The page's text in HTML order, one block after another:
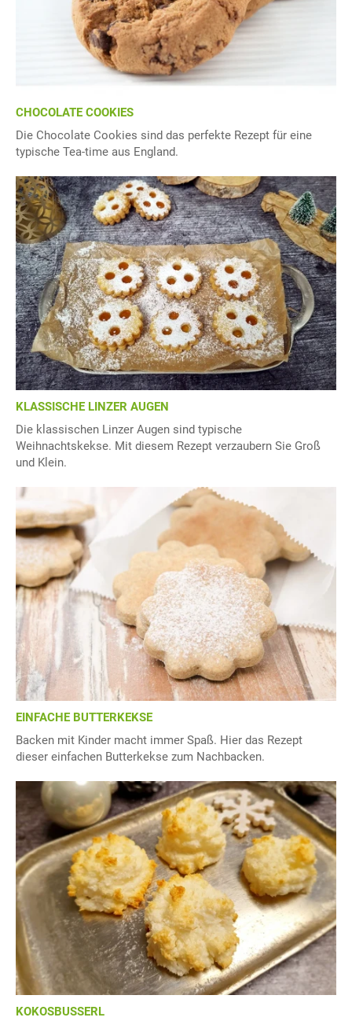
CHOCOLATE COOKIES
Die Chocolate Cookies sind das perfekte Rezept für eine
typische Tea-time aus England.
KLASSISCHE LINZER AUGEN
Die klassischen Linzer Augen sind typische
Weihnachtskekse. Mit diesem Rezept verzaubern Sie Groß
und Klein.
EINFACHE BUTTERKEKSE
Backen mit Kinder macht immer Spaß. Hier das Rezept
dieser einfachen Butterkekse zum Nachbacken.
KOKOSBUSSERL